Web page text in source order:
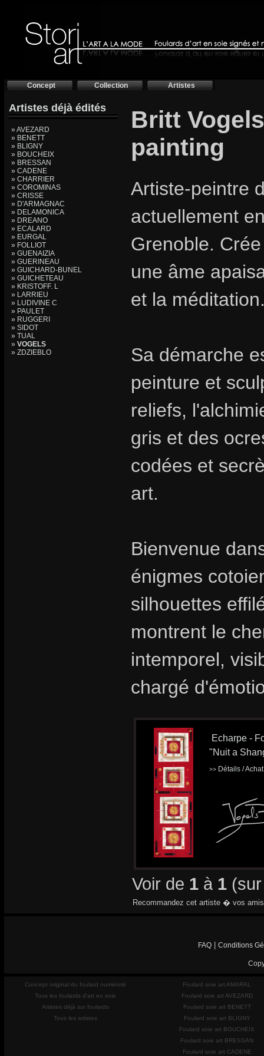
Concept Collection Artistes
Artistes déjà édités
» AVEZARD
» BENETT
» BLIGNY
» BOUCHEIX
» BRESSAN
» CADENE
» CHARRIER
» COROMINAS
» CRISSE
» D'ARMAGNAC
» DELAMONICA
» DREANO
» ECALARD
» EURGAL
» FOLLIOT
» GUENAIZIA
» GUERINEAU
» GUICHARD-BUNEL
» GUICHETEAU
» KRISTOFF. L
» LARRIEU
» LUDIVINE C
» PAULET
» RUGGERI
» SIDOT
» TUAL
» VOGELS
» ZDZIEBLO
Britt
painting
Artiste-peintre
actuellement
Grenoble.
une âme
et la
Sa démarche
peinture et
reliefs,
gris et des
codées et
art.
Bienvenue
énigmes
silhouettes
montrent le
intemporel,
chargé
Echarpe -
"Nuit a
>> Détails /
Voir de 1 à 1
Recommandez cet artiste � vos
FAQ Conditions
Concept original du foulard numéroté
Tous les foulards d'art en soie
Artistes déjà sur foulards
Tous les artistes
Foulard soie art AMARAL
Foulard soie art AVEZARD
Foulard soie art BENETT
Foulard soie art BLIGNY
Foulard soie art BOUCHEIX
Foulard soie art BRESSAN
Foulard soie art CADENE